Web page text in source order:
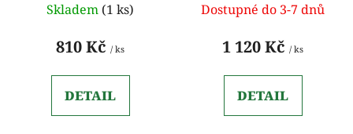
Skladem (1 ks)
810 Kč / ks
DETAIL
Dostupné do 3-7 dnů
1 120 Kč / ks
DETAIL